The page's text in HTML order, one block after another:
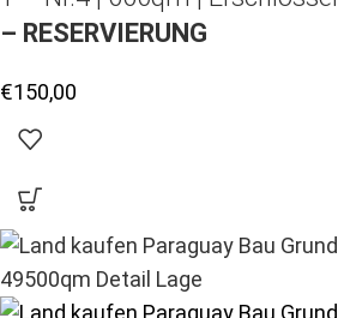
– RESERVIERUNG
€150,00